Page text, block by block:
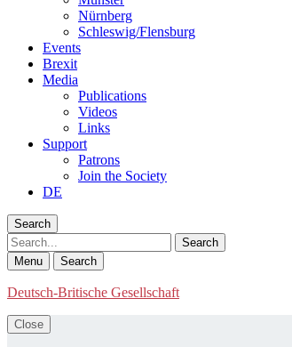
Nürnberg
Schleswig/Flensburg
Events
Brexit
Media
Publications
Videos
Links
Support
Patrons
Join the Society
DE
Search
Search
Menu Search
Deutsch-Britische Gesellschaft
Close